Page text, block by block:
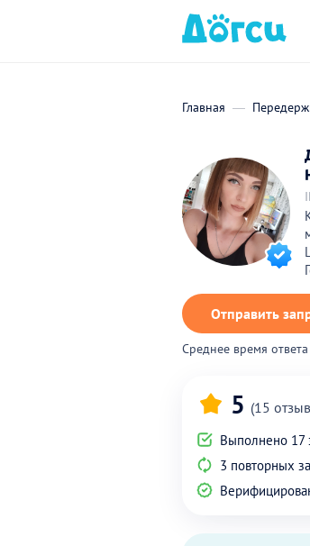
Главная
Отправить
Среднее время
5 (15
Выполнено 17
3 повторных